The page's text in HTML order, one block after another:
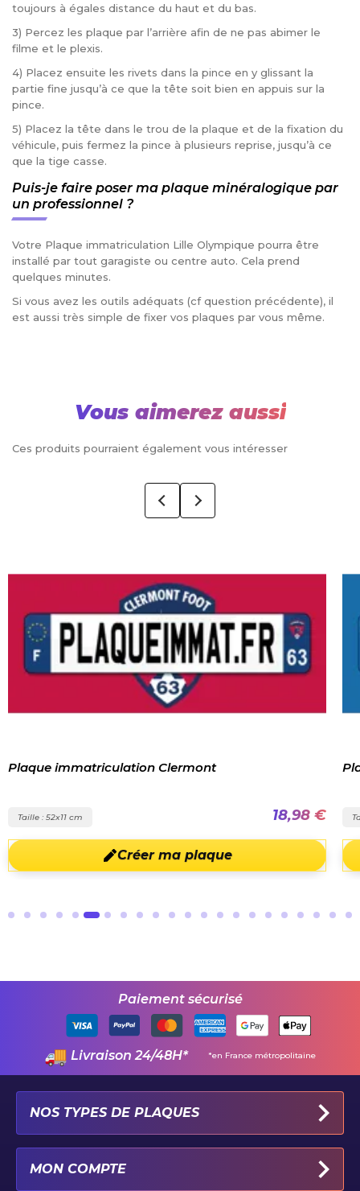
toujours à égales distance du haut et du bas.
3) Percez les plaque par l’arrière afin de ne pas abimer le
filme et le plexis.
4) Placez ensuite les rivets dans la pince en y glissant la
partie fine jusqu’à ce que la tête soit bien en appuis sur la
pince.
5) Placez la tête dans le trou de la plaque et de la fixation du
véhicule, puis fermez la pince à plusieurs reprise, jusqu’à ce
que la tige casse.
Puis-je faire poser ma plaque minéralogique par
un professionnel ?
Votre Plaque immatriculation Lille Olympique pourra être
installé par tout garagiste ou centre auto. Cela prend
quelques minutes.
Si vous avez les outils adéquats (cf question précédente), il
est aussi très simple de fixer vos plaques par vous même.
Vous aimerez aussi
Ces produits pourraient également vous intéresser
Plaque immatriculation Clermont
Taille : 52x11 cm 18,98 €
Créer ma plaque
Paiement sécurisé
Livraison 24/48H* *en France métropolitaine
NOS TYPES DE PLAQUES
MON COMPTE